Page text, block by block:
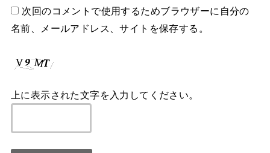
次回のコメントで使用するためブラウザーに自分の
名前、メールアドレス、サイトを保存する。
上に表示された文字を入力してください。